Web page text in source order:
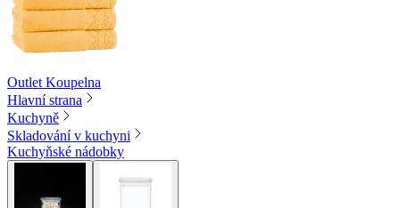
Outlet Koupelna
Hlavní strana
Kuchyně
Skladování v kuchyni
Kuchyňské nádobky